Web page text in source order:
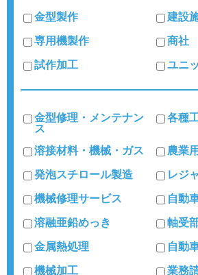
金型製作 建設
専用機製作 商社
試作加工 ユニ
金型修理・メンテナン
ス
各種
溶接材料・機械・ガス 農業
発泡スチロール製造 レジ
機械修理サービス 自動
溶融亜鉛めっき 軸受
金属熱処理 自動
機械加工 業務